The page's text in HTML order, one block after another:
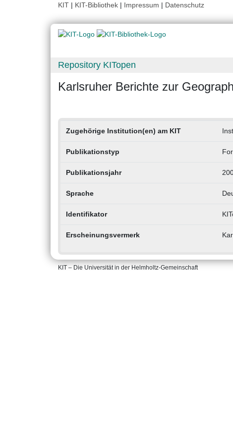
KIT | KIT-Bibliothek | Impressum | Datenschutz
Repository KITopen
Karlsruher Berichte zur
Zugehörige Institution(en) am KIT
Publikationstyp
Publikationsjahr
Sprache
Identifikator
Erscheinungsvermerk
KIT – Die Universität in der Helmholtz-Gemeinschaft